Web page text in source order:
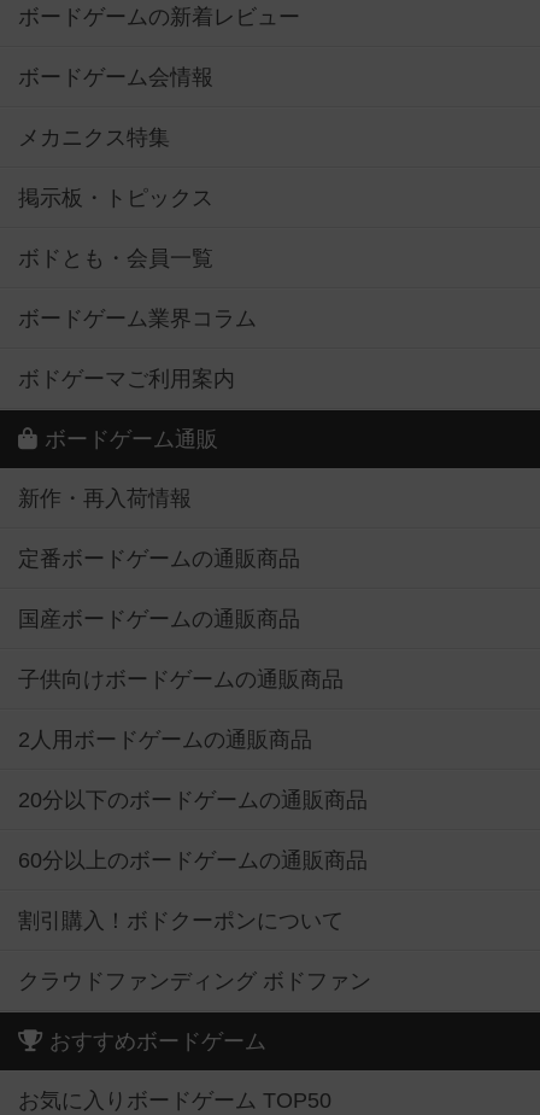
ボードゲームの新着レビュー
ボードゲーム会情報
メカニクス特集
掲示板・トピックス
ボドとも・会員一覧
ボードゲーム業界コラム
ボドゲーマご利用案内
ボードゲーム通販
新作・再入荷情報
定番ボードゲームの通販商品
国産ボードゲームの通販商品
子供向けボードゲームの通販商品
2人用ボードゲームの通販商品
20分以下のボードゲームの通販商品
60分以上のボードゲームの通販商品
割引購入！ボドクーポンについて
クラウドファンディング ボドファン
おすすめボードゲーム
お気に入りボードゲーム TOP50